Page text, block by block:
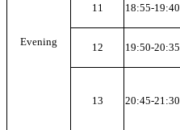
Evening
11 18:55-19:40
12 19:50-20:35
13 20:45-21:30